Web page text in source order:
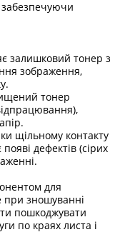
забезпечуючи
залишковий тонер з
зображення,
тонер
щільному контакту
дефектів (сірих
для
при зношуванні
пошкоджувати
по краях листа і